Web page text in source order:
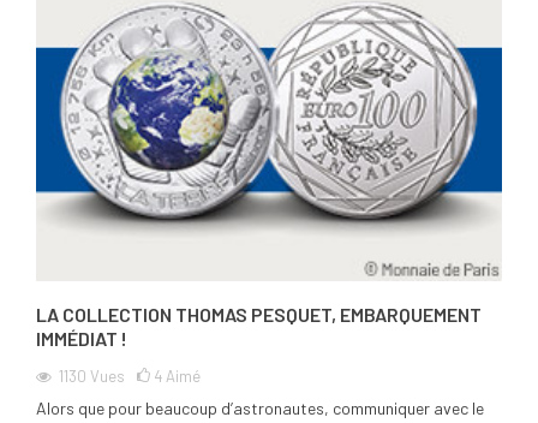
LA COLLECTION THOMAS PESQUET, EMBARQUEMENT
IMMÉDIAT !
1130 Vues 4 Aimé
Alors que pour beaucoup d’astronautes, communiquer avec le